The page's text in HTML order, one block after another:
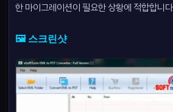
한 마이그레이션이 필요한 상황에 적합합니
🖼️ 스크린샷